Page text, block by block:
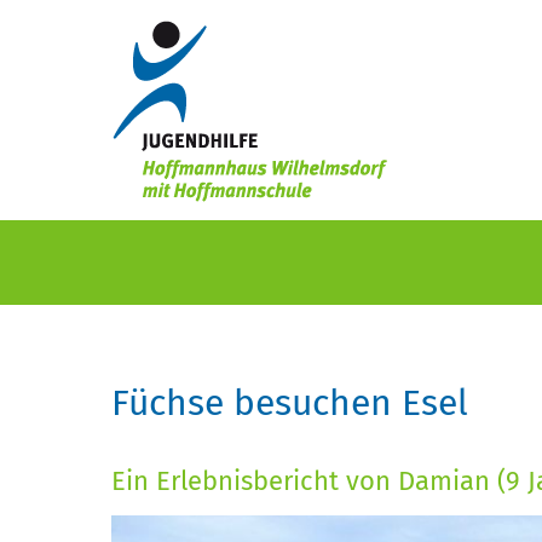
Füchse besuchen Esel
Ein Erlebnisbericht von Damian (9